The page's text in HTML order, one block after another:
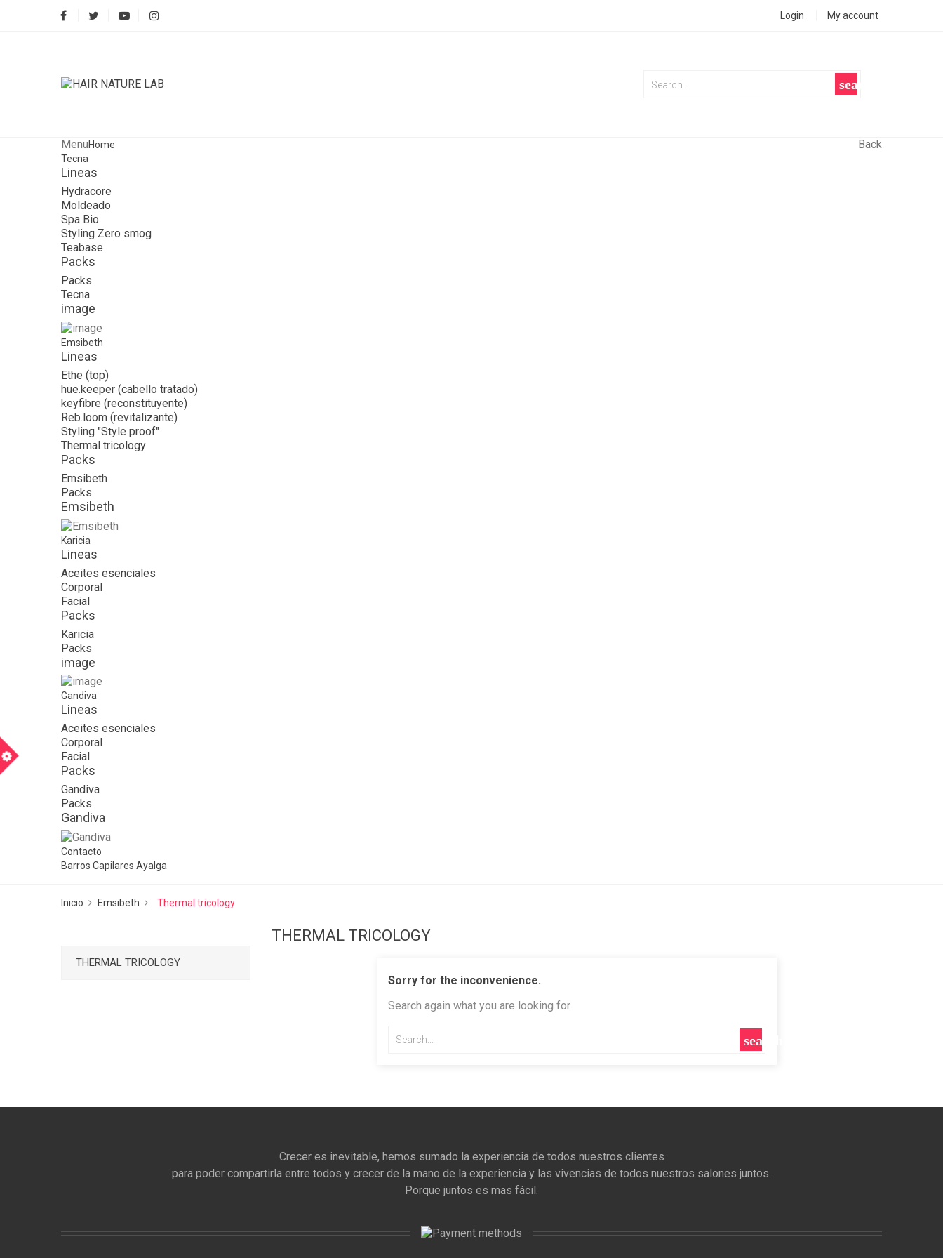
Login My account
search
Menu Back
Home
Tecna
Lineas
Hydracore
Moldeado
Spa Bio
Styling Zero smog
Teabase
Packs
Packs
Tecna
image
Emsibeth
Lineas
Ethe (top)
hue.keeper (cabello tratado)
keyfibre (reconstituyente)
Reb.loom (revitalizante)
Styling "Style proof"
Thermal tricology
Packs
Emsibeth
Packs
Emsibeth
Karicia
Lineas
Aceites esenciales
Corporal
Facial
Packs
Karicia
Packs
image
Gandiva
Lineas
Aceites esenciales
Corporal
Facial
Packs
Gandiva
Packs
Gandiva
Contacto
Barros Capilares Ayalga
Inicio Emsibeth Thermal tricology
THERMAL TRICOLOGY
THERMAL TRICOLOGY
Sorry for the inconvenience.
Search again what you are looking for
search
Crecer es inevitable, hemos sumado la experiencia de todos nuestros clientes
para poder compartirla entre todos y crecer de la mano de la experiencia y las vivencias de todos nuestros salones juntos.
Porque juntos es mas fácil.